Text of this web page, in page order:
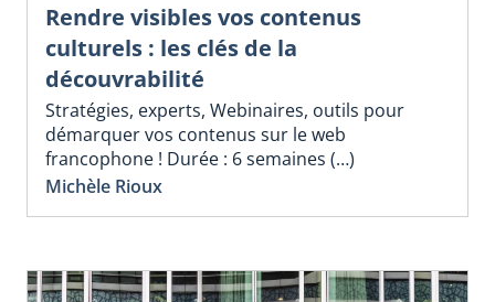
Rendre visibles vos contenus
culturels : les clés de la
découvrabilité
Stratégies, experts, Webinaires, outils pour
démarquer vos contenus sur le web
francophone ! Durée : 6 semaines (…)
Michèle Rioux